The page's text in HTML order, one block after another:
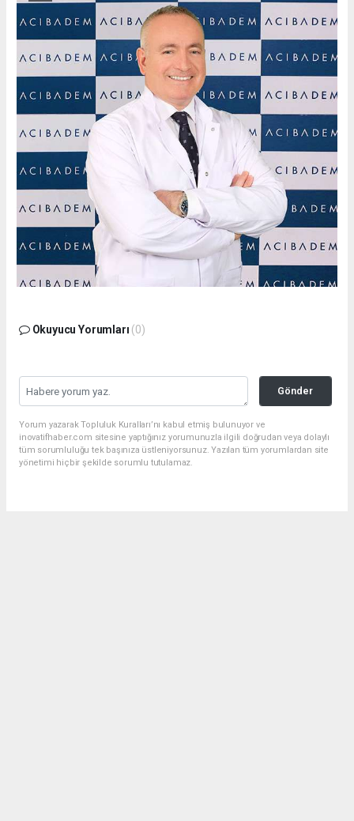
Okuyucu Yorumları (0)
Gönder
Yorum yazarak Topluluk Kuralları’nı kabul etmiş bulunuyor ve
inovatifhaber.com sitesine yaptığınız yorumunuzla ilgili doğrudan veya dolaylı
tüm sorumluluğu tek başınıza üstleniyorsunuz. Yazılan tüm yorumlardan site
yönetimi hiçbir şekilde sorumlu tutulamaz.